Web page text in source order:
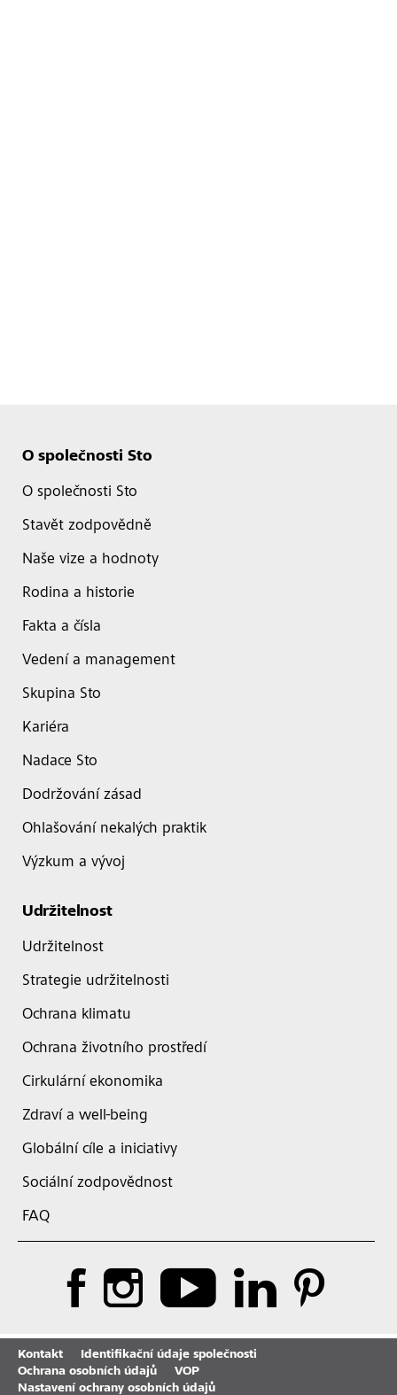
O společnosti Sto
O společnosti Sto
Stavět zodpovědně
Naše vize a hodnoty
Rodina a historie
Fakta a čísla
Vedení a management
Skupina Sto
Kariéra
Nadace Sto
Dodržování zásad
Ohlašování nekalých praktik
Výzkum a vývoj
Udržitelnost
Udržitelnost
Strategie udržitelnosti
Ochrana klimatu
Ochrana životního prostředí
Cirkulární ekonomika
Zdraví a well-being
Globální cíle a iniciativy
Sociální zodpovědnost
FAQ
Kontakt
Identifikační údaje společnosti
Ochrana osobních údajů
VOP
Nastavení ochrany osobních údajů